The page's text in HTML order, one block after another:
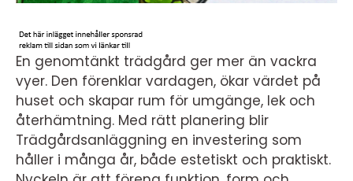
En genomtänkt trädgård ger mer än vackra
vyer. Den förenklar vardagen, ökar värdet på
huset och skapar rum för umgänge, lek och
återhämtning. Med rätt planering blir
Trädgårdsanläggning en investering som
håller i många år, både estetiskt och praktiskt.